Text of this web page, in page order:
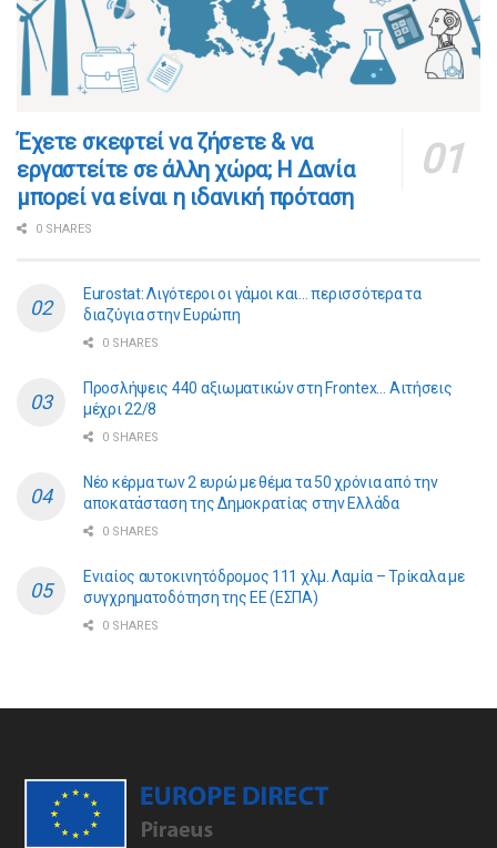
​​Έχετε σκεφτεί να ζήσετε & να
εργαστείτε σε άλλη χώρα; Η Δανία
μπορεί να είναι η ιδανική πρόταση
0 SHARES
Eurostat: Λιγότεροι οι γάμοι και… περισσότερα τα
διαζύγια στην Ευρώπη
0 SHARES
Προσλήψεις 440 αξιωματικών στη Frontex… Αιτήσεις
μέχρι 22/8
0 SHARES
Νέο κέρμα των 2 ευρώ με θέμα τα 50 χρόνια από την
αποκατάσταση της Δημοκρατίας στην Ελλάδα
0 SHARES
Ενιαίος αυτοκινητόδρομος 111 χλμ. Λαμία – Τρίκαλα με
συγχρηματοδότηση της ΕE (ΕΣΠΑ)
0 SHARES